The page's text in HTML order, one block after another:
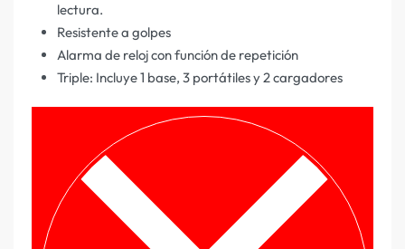
lectura.
Resistente a golpes
Alarma de reloj con función de repetición
Triple: Incluye 1 base, 3 portátiles y 2 cargadores